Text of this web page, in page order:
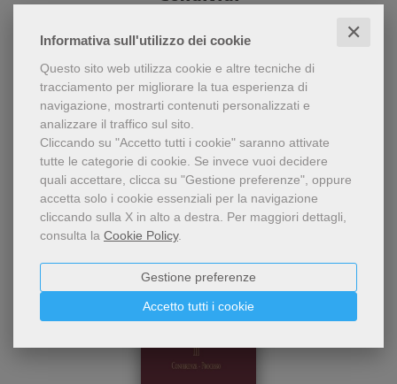
Informativa sull'utilizzo dei cookie ✕
Questo sito web utilizza cookie e altre tecniche di
tracciamento per migliorare la tua esperienza di
navigazione, mostrarti contenuti personalizzati e
analizzare il traffico sul sito.
Cliccando su "Accetto tutti i cookie" saranno attivate
tutte le categorie di cookie. Se invece vuoi decidere
quali accettare, clicca su "Gestione preferenze", oppure
accetta solo i cookie essenziali per la navigazione
cliccando sulla X in alto a destra. Per maggiori dettagli,
consulta la Cookie Policy.
Accetto tutti i cookie
Gestione preferenze
Chi ha visto questo prodotto
ha visto anche...